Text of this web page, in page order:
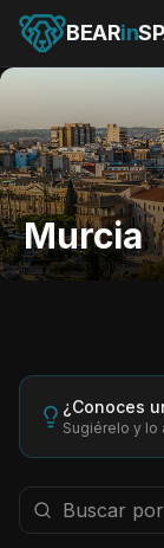
BEARin
Murcia
¿Conoces
Sugiérelo y lo